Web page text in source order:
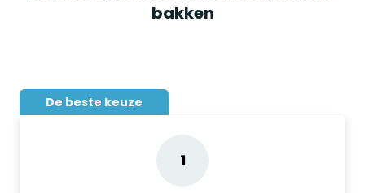
bakken
De beste keuze
1